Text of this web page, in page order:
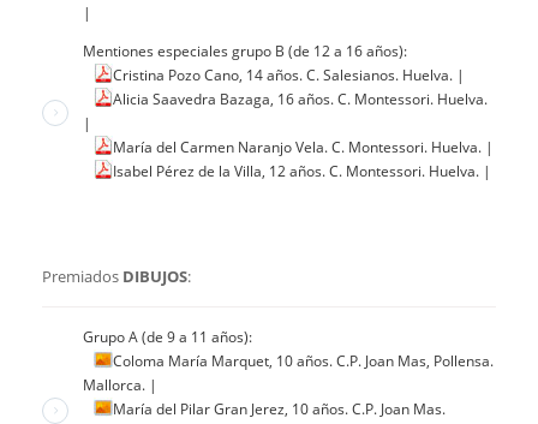
|
Mentiones especiales grupo B (de 12 a 16 años):
Cristina Pozo Cano, 14 años. C. Salesianos. Huelva. |
Alicia Saavedra Bazaga, 16 años. C. Montessori. Huelva.
|
María del Carmen Naranjo Vela. C. Montessori. Huelva. |
Isabel Pérez de la Villa, 12 años. C. Montessori. Huelva. |
Premiados DIBUJOS:
Grupo A (de 9 a 11 años):
Coloma María Marquet, 10 años. C.P. Joan Mas, Pollensa.
Mallorca. |
María del Pilar Gran Jerez, 10 años. C.P. Joan Mas.